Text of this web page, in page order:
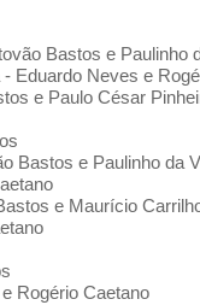
Bastos e Paulinho
Eduardo Neves e
e Paulo César
Bastos e Paulinho da
e Maurício
Rogério Caetano